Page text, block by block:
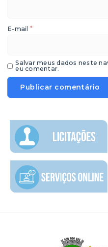
E-mail *
Salvar meus dados neste
eu comentar.